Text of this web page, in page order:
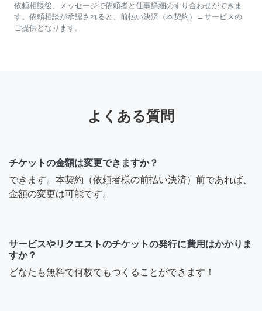
依頼相談後、メッセージで依頼者と仕事詳細のすり合わせができま
す。依頼相談が承認されると、前払い決済（本契約）→サービスの
ご提供となります。
よくある質問
チケットの金額は変更できますか？
できます。本契約（依頼者様の前払い決済）前であれば、
金額の変更は可能です。
サービスやリクエストのチケットの発行に費用はかかりま
すか？
どなたも無料で何枚でもつくることができます！